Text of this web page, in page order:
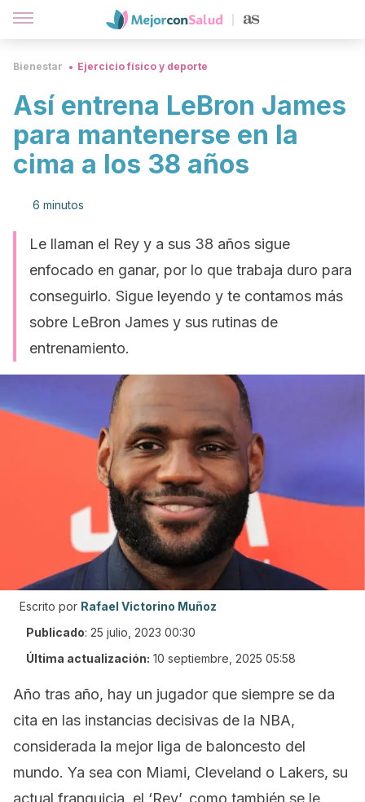
Bienestar Ejercicio físico y deporte
Así entrena LeBron James
para mantenerse en la
cima a los 38 años
6 minutos
Le llaman el Rey y a sus 38 años sigue
enfocado en ganar, por lo que trabaja duro para
conseguirlo. Sigue leyendo y te contamos más
sobre LeBron James y sus rutinas de
entrenamiento.
Escrito por Rafael Victorino Muñoz
Publicado: 25 julio, 2023 00:30
Última actualización: 10 septiembre, 2025 05:58
Año tras año, hay un jugador que siempre se da
cita en las instancias decisivas de la NBA,
considerada la mejor liga de baloncesto del
mundo. Ya sea con Miami, Cleveland o Lakers, su
actual franquicia, el ‘Rey’, como también se le